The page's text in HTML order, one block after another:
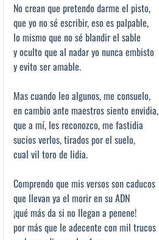
No crean que pretendo darme el pisto,
que yo no sé escribir, eso es palpable,
lo mismo que no sé blandir el sable
y oculto que al nadar yo nunca embisto
y evito ser amable.
Mas cuando leo algunos, me consuelo,
en cambio ante maestros siento envidia,
que a mí, les reconozco, me fastidia
sucios verlos, tirados por el suelo,
cual vil toro de lidia.
Comprendo que mis versos son caducos
que llevan ya el morir en su ADN
¡qué más da si no llegan a penene!
por más que le adecente con mil trucos